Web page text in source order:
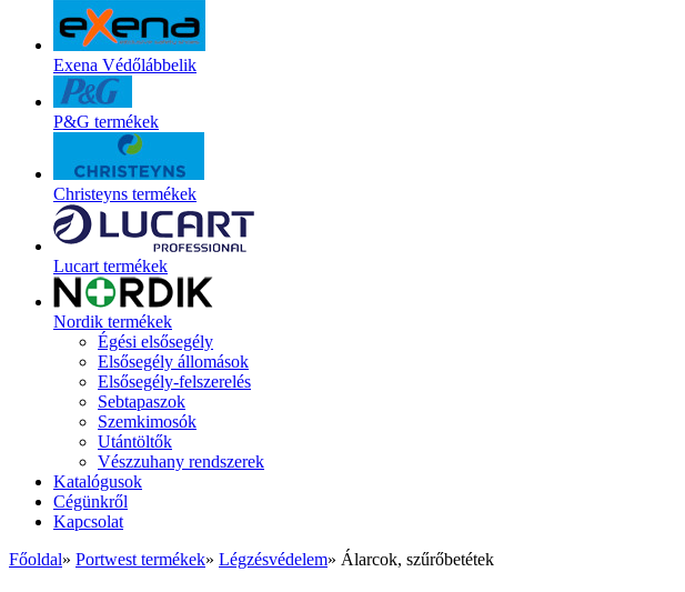
Exena Védőlábbelik
P&G termékek
Christeyns termékek
Lucart termékek
Nordik termékek
Égési elsősegély
Elsősegély állomások
Elsősegély-felszerelés
Sebtapaszok
Szemkimosók
Utántöltők
Vészzuhany rendszerek
Katalógusok
Cégünkről
Kapcsolat
Főoldal» Portwest termékek» Légzésvédelem» Álarcok, szűrőbetétek